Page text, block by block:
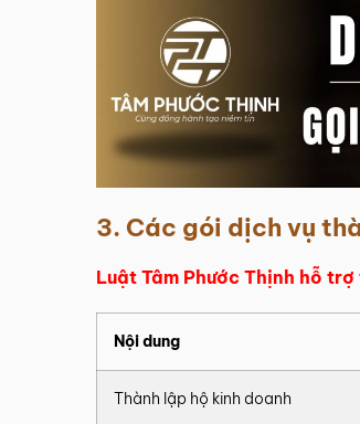
3. Các gói dịch vụ
Luật Tâm Phước Thịnh hỗ
Nội dung
Thành lập hộ kinh doanh